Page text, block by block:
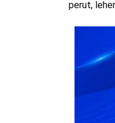
perut,